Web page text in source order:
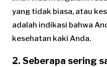
yang tidak biasa, atau
adalah indikasi bahwa
kesehatan kaki Anda.
2. Seberapa sering